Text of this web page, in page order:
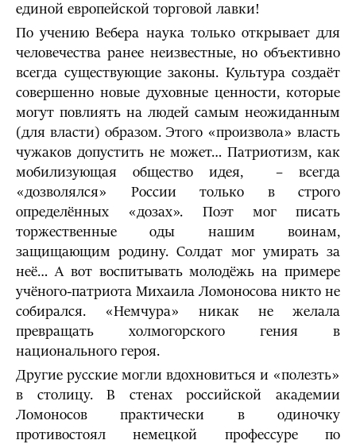
единой европейской торговой лавки!
По учению Вебера наука только открывает для
человечества ранее неизвестные, но объективно
всегда существующие законы. Культура создаёт
совершенно новые духовные ценности, которые
могут повлиять на людей самым неожиданным
(для власти) образом. Этого «произвола» власть
чужаков допустить не может… Патриотизм, как
мобилизующая общество идея, – всегда
«дозволялся» России только в строго
определённых «дозах». Поэт мог писать
торжественные оды нашим воинам,
защищающим родину. Солдат мог умирать за
неё… А вот воспитывать молодёжь на примере
учёного-патриота Михаила Ломоносова никто не
собирался. «Немчура» никак не желала
превращать холмогорского гения в
национального героя.
Другие русские могли вдохновиться и «полезть»
в столицу. В стенах российской академии
Ломоносов практически в одиночку
противостоял немецкой профессуре по